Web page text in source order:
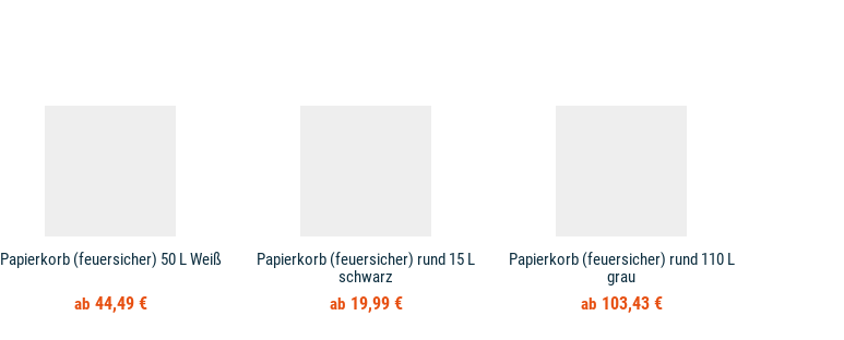
Papierkorb (feuersicher) 50 L Weiß
44,49 €
Papierkorb (feuersicher) rund 15 L
schwarz
19,99 €
Papierkorb (feuersicher) rund 110 L
grau
103,43 €